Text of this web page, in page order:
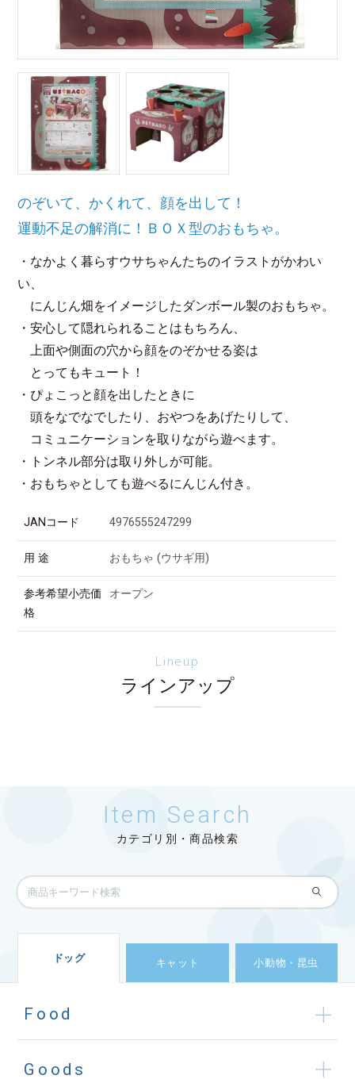
のぞいて、かくれて、顔を出して！
運動不足の解消に！ＢＯＸ型のおもちゃ。
・なかよく暮らすウサちゃんたちのイラストがかわい
い、
にんじん畑をイメージしたダンボール製のおもちゃ。
・安心して隠れられることはもちろん、
上面や側面の穴から顔をのぞかせる姿は
とってもキュート！
・ぴょこっと顔を出したときに
頭をなでなでしたり、おやつをあげたりして、
コミュニケーションを取りながら遊べます。
・トンネル部分は取り外しが可能。
・おもちゃとしても遊べるにんじん付き。
JANコード 4976555247299
用 途 おもちゃ (ウサギ用)
参考希望小売価
格
オープン
Lineup
ラインアップ
Item Search
カテゴリ別・商品検索
ドッグ キャット 小動物・昆虫
Food
Goods